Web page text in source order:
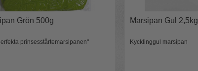
Grön 500g
prinsesstårtemarsipanen"
Marsipan Gul 2,5kg
Kycklinggul marsipan